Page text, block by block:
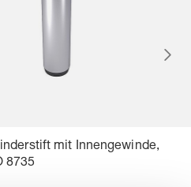
mit Innengewinde,
8735